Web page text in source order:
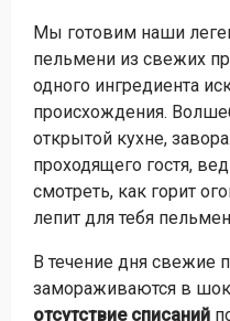
Мы готовим наши
пельмени из свежих
одного ингредиента
происхождения.
открытой кухне,
проходящего гостя,
смотреть, как горит
лепит для тебя
В течение дня свежие
замораживаются в
отсутствие списаний